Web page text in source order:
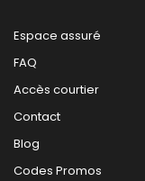
Espace assuré
FAQ
Accès courtier
Contact
Blog
Codes Promos